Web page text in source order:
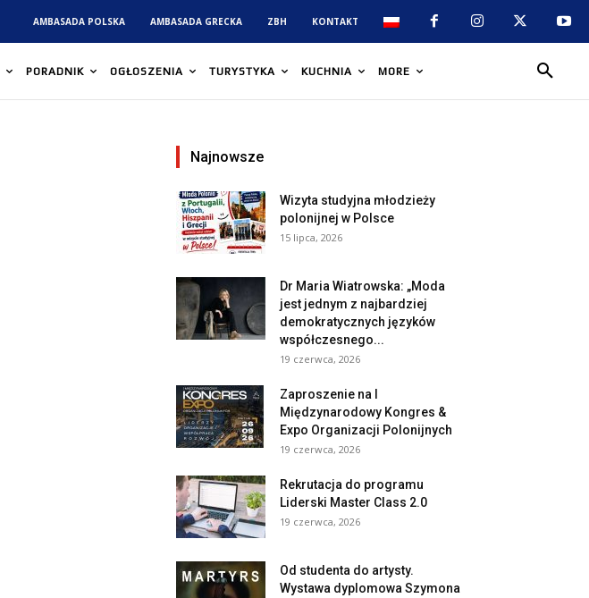
AMBASADA POLSKA AMBASADA GRECKA ZBH KONTAKT
PORADNIK OGŁOSZENIA TURYSTYKA KUCHNIA MORE
Najnowsze
Wizyta studyjna młodzieży
polonijnej w Polsce
15 lipca, 2026
Dr Maria Wiatrowska: „Moda
jest jednym z najbardziej
demokratycznych języków
współczesnego...
19 czerwca, 2026
Zaproszenie na I
Międzynarodowy Kongres &
Expo Organizacji Polonijnych
19 czerwca, 2026
Rekrutacja do programu
Liderski Master Class 2.0
19 czerwca, 2026
Od studenta do artysty.
Wystawa dyplomowa Szymona